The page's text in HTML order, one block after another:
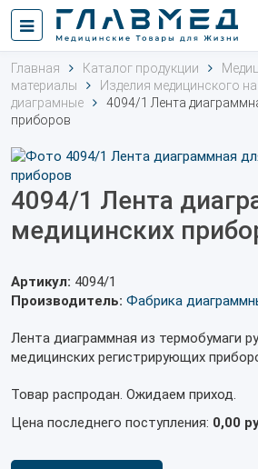
Главная Каталог продукции
материалы
Изделия медицинского
диаграмные
4094/1 Лента
приборов
4094/1 Лента
медицинских
Артикул: 4094/1
Производитель: Фабрика
Лента диаграммная из термобумаги
медицинских регистрирующих
Товар распродан. Ожидаем приход.
Цена последнего поступления: 0,00